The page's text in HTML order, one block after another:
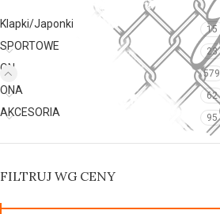
Klapki/Japonki 15
SPORTOWE 23
ON 579
ONA 62
AKCESORIA 95
FILTRUJ WG CENY